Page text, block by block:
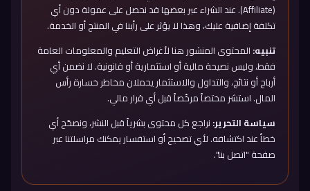
(Affiliate). عند الشراء عبر بعضها قد نحصل على عمولة دون أي
تكلفة إضافية عليك، وهذا لا يؤثر على رأينا في المنتج أو الخدمة.
تنبيه: المحتوى المنشور هنا لأغراض التعليم والمعلومات العامة
فقط، وليس نصيحة مالية أو استثمارية أو قانونية. لا نضمن أي
أرباح أو نتائج، والتداول والاستثمار يحملان مخاطر خسارة رأس
المال. استشر مختصاً مرخّصاً قبل أي قرار مالي.
سياسة التحرير: نراجع كل محتوى بشرياً قبل النشر، ونصحّح أي
خطأ عند اكتشافه. لأي تصحيح أو استفسار يمكنك مراسلتنا عبر
صفحة "اتصل بنا".